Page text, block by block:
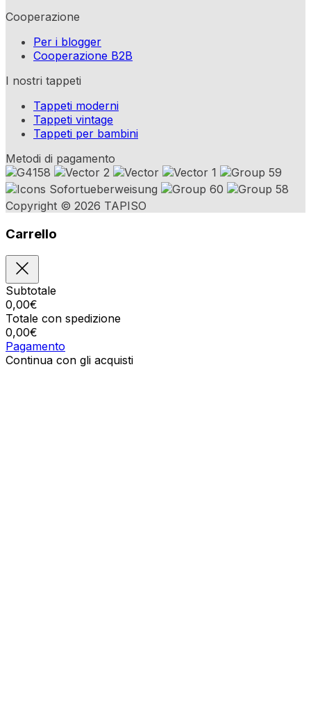
Cooperazione
Per i blogger
Cooperazione B2B
I nostri tappeti
Tappeti moderni
Tappeti vintage
Tappeti per bambini
Metodi di pagamento
Copyright © 2026 TAPISO
Carrello
Subtotale
0,00€
Totale con spedizione
0,00€
Pagamento
Continua con gli acquisti